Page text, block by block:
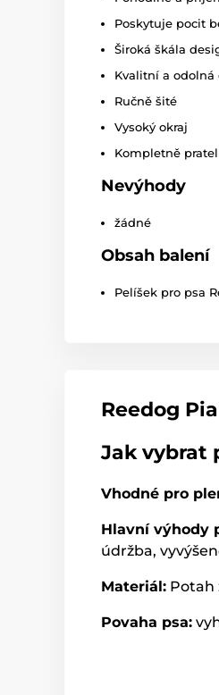
Poskytuje pocit
Široká škála
Kvalitní a odolná
Ručně šité
Vysoký okraj
Kompletně
Nevýhody
žádné
Obsah balení
Pelíšek pro psa
Reedog
Jak vybrat
Vhodné pro
Hlavní výhody
údržba,
Materiál: Potah
Povaha psa: